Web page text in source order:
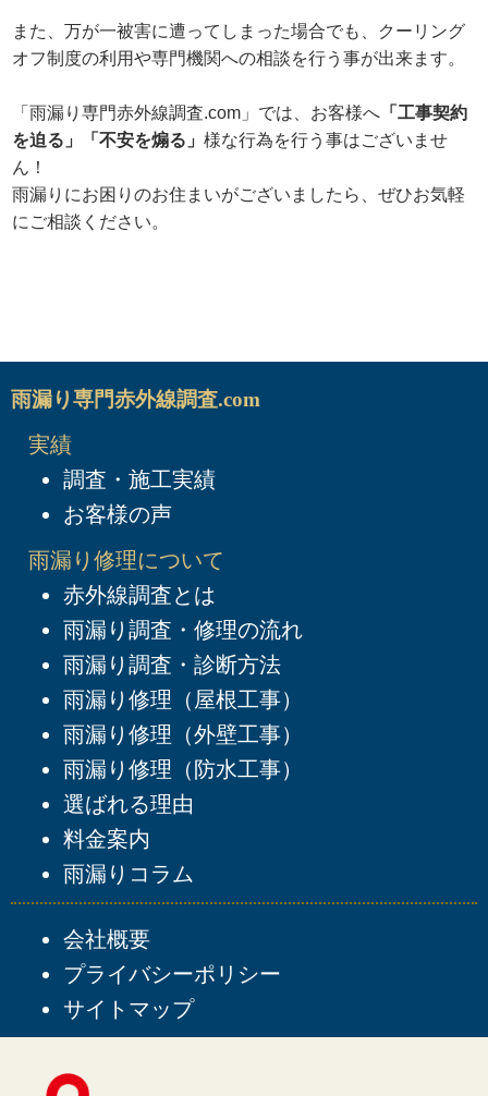
また、万が一被害に遭ってしまった場合でも、クーリング
オフ制度の利用や専門機関への相談を行う事が出来ます。
「雨漏り専門赤外線調査.com」では、お客様へ 「工事契約
を迫る」「不安を煽る」様な行為を行う事はございませ
ん！
雨漏りにお困りのお住まいがございましたら、ぜひお気軽
にご相談ください。
雨漏り専門赤外線調査.com
実績
調査・施工実績
お客様の声
雨漏り修理について
赤外線調査とは
雨漏り調査・修理の流れ
雨漏り調査・診断方法
雨漏り修理（屋根工事）
雨漏り修理（外壁工事）
雨漏り修理（防水工事）
選ばれる理由
料金案内
雨漏りコラム
会社概要
プライバシーポリシー
サイトマップ